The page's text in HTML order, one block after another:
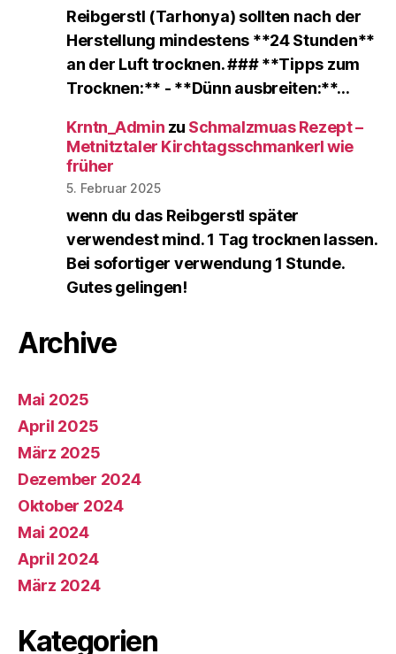
Reibgerstl (Tarhonya) sollten nach der
Herstellung mindestens **24 Stunden**
an der Luft trocknen. ### **Tipps zum
Trocknen:** - **Dünn ausbreiten:**…
Krntn_Admin zu Schmalzmuas Rezept –
Metnitztaler Kirchtagsschmankerl wie
früher
5. Februar 2025
wenn du das Reibgerstl später
verwendest mind. 1 Tag trocknen lassen.
Bei sofortiger verwendung 1 Stunde.
Gutes gelingen!
Archive
Mai 2025
April 2025
März 2025
Dezember 2024
Oktober 2024
Mai 2024
April 2024
März 2024
Kategorien